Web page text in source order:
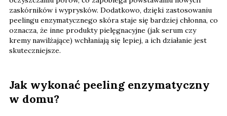
zaskórników i wyprysków. Dodatkowo, dzięki zastosowaniu
peelingu enzymatycznego skóra staje się bardziej chłonna, co
oznacza, że inne produkty pielęgnacyjne (jak serum czy
kremy nawilżające) wchłaniają się lepiej, a ich działanie jest
skuteczniejsze.
Jak wykonać peeling enzymatyczny
w domu?